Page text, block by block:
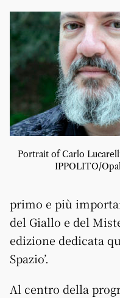
Portrait of Carlo
IPPOLITO/
primo e più
del Giallo e del
edizione dedicata
Spazio’.
Al centro della